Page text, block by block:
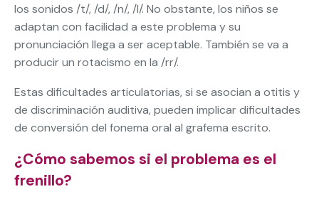
los sonidos /t/, /d/, /n/, /l/. No obstante, los niños se
adaptan con facilidad a este problema y su
pronunciación llega a ser aceptable. También se va a
producir un rotacismo en la /rr/.
Estas dificultades articulatorias, si se asocian a otitis y
de discriminación auditiva, pueden implicar dificultades
de conversión del fonema oral al grafema escrito.
¿Cómo sabemos si el problema es el
frenillo?